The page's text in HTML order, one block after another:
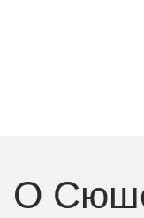
О